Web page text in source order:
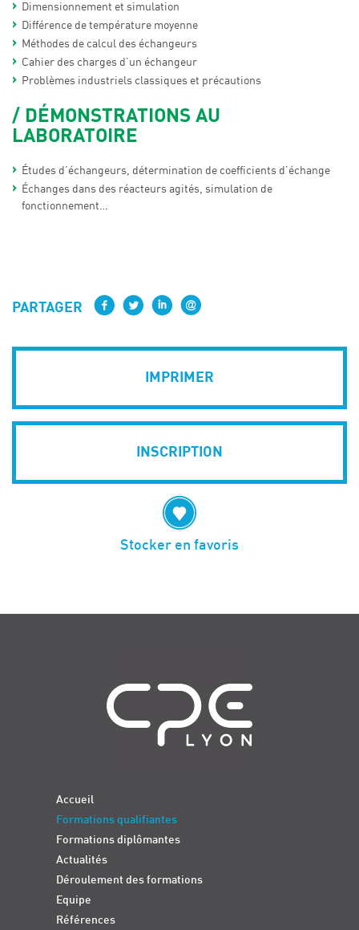
Dimensionnement et simulation
Différence de température moyenne
Méthodes de calcul des échangeurs
Cahier des charges d’un échangeur
Problèmes industriels classiques et précautions
DÉMONSTRATIONS AU
LABORATOIRE
Études d’échangeurs, détermination de coefficients d’échange
Échanges dans des réacteurs agités, simulation de
fonctionnement…
PARTAGER
IMPRIMER
INSCRIPTION
Stocker en favoris
Accueil
Formations qualifiantes
Formations diplômantes
Actualités
Déroulement des formations
Equipe
Références